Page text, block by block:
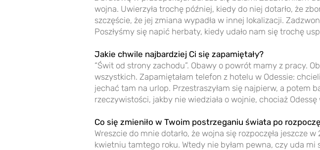
wojna. Uwierzyła trochę później, kiedy do niej dotarło, że
szczęście, że jej zmiana wypadła w innej lokalizacji.
Poszłyśmy się napić herbaty, kiedy udało nam się trochę
Jakie chwile najbardziej Ci się zapamiętały?
“Świt od strony zachodu”. Obawy o powrót mamy z pracy.
wszystkich. Zapamiętałam telefon z hotelu w Odessie:
jechać tam na urlop. Przestraszyłam się najpierw, a potem
rzeczywistości, jakby nie wiedziała o wojnie, chociaż
Co się zmieniło w Twoim postrzeganiu świata po
Wreszcie do mnie dotarło, że wojna się rozpoczęła jeszcze
kwietniu tamtego roku. Wtedy nie byłam pewna, czy uda